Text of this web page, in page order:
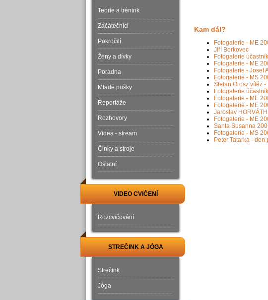
Kam dál?
Fotogalerie - ME
Jiří Borkovec
Fotogalerie
Fotogalerie - ME
Fotogalerie - Josef
Fotogalerie - MS
Štefan Orosz vítěz
Fotogalerie
Fotogalerie - ME
Fotogalerie - ME
Jaroslav
Fotogalerie - ME
Santa Susanna
Fotogalerie - MS
Peter Tatarka -
Teorie a trénink
Začátečníci
Pokročilí
Ženy a dívky
Poradna
Mladé pušky
Reportáže
Rozhovory
Videa - stream
Činky a stroje
Ostatní
VIDEO CVIČENÍ
Rozcvičování
STREČINK A JÓGA
Strečink
Jóga